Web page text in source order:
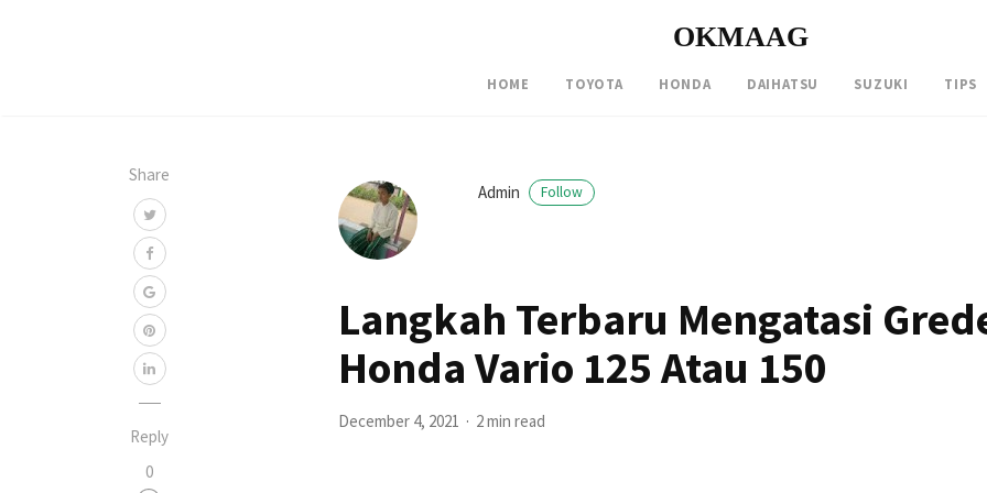
OKMAAG
HOME TOYOTA HONDA DAIHATSU SUZUKI TIPS
Share
Reply
0
Admin Follow
Langkah Terbaru Mengatasi
Honda Vario 125 Atau 150
December 4, 2021 2 min read